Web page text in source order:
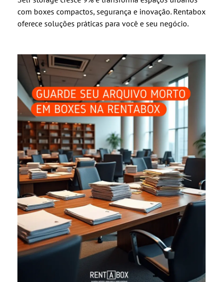
com boxes compactos, segurança e inovação. Rentabox
oferece soluções práticas para você e seu negócio.